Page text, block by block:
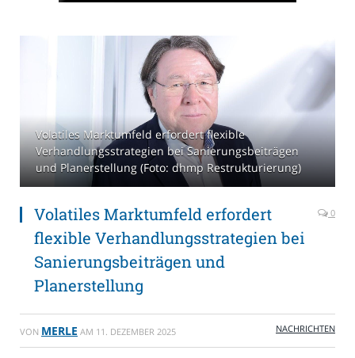
Volatiles Marktumfeld erfordert flexible
Verhandlungsstrategien bei Sanierungsbeiträgen
und Planerstellung (Foto: dhmp Restrukturierung)
Volatiles Marktumfeld erfordert
flexible Verhandlungsstrategien bei
Sanierungsbeiträgen und
Planerstellung
0
VON MERLE AM 11. DEZEMBER 2025 NACHRICHTEN